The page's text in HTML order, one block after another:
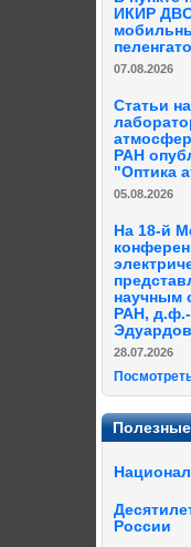
ИКИР
07.08.2026
Статьи
РАН
"Оптика
05.08.2026
На 18-й
научным
РАН,
28.07.2026
России